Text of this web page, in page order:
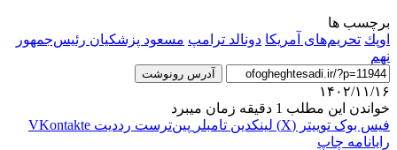
برچسب ها
اوپك تحریم‌های آمریکا دونالد ترامپ مسعود پزشکیان رئیس‌جمهور
نهم
آدرس رونوشت
۱۴۰۲/۱۱/۱۶
خواندن این مطلب 1 دقیقه زمان میبرد
فیس بوک توییتر (X) لینکدین ‫تامبلر ‫پین‌ترست ‫رددیت ‫VKontakte
رایانامه چاپ